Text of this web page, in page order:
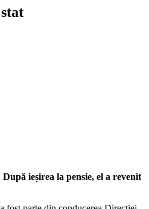
ieșirea la pensie, el a revenit